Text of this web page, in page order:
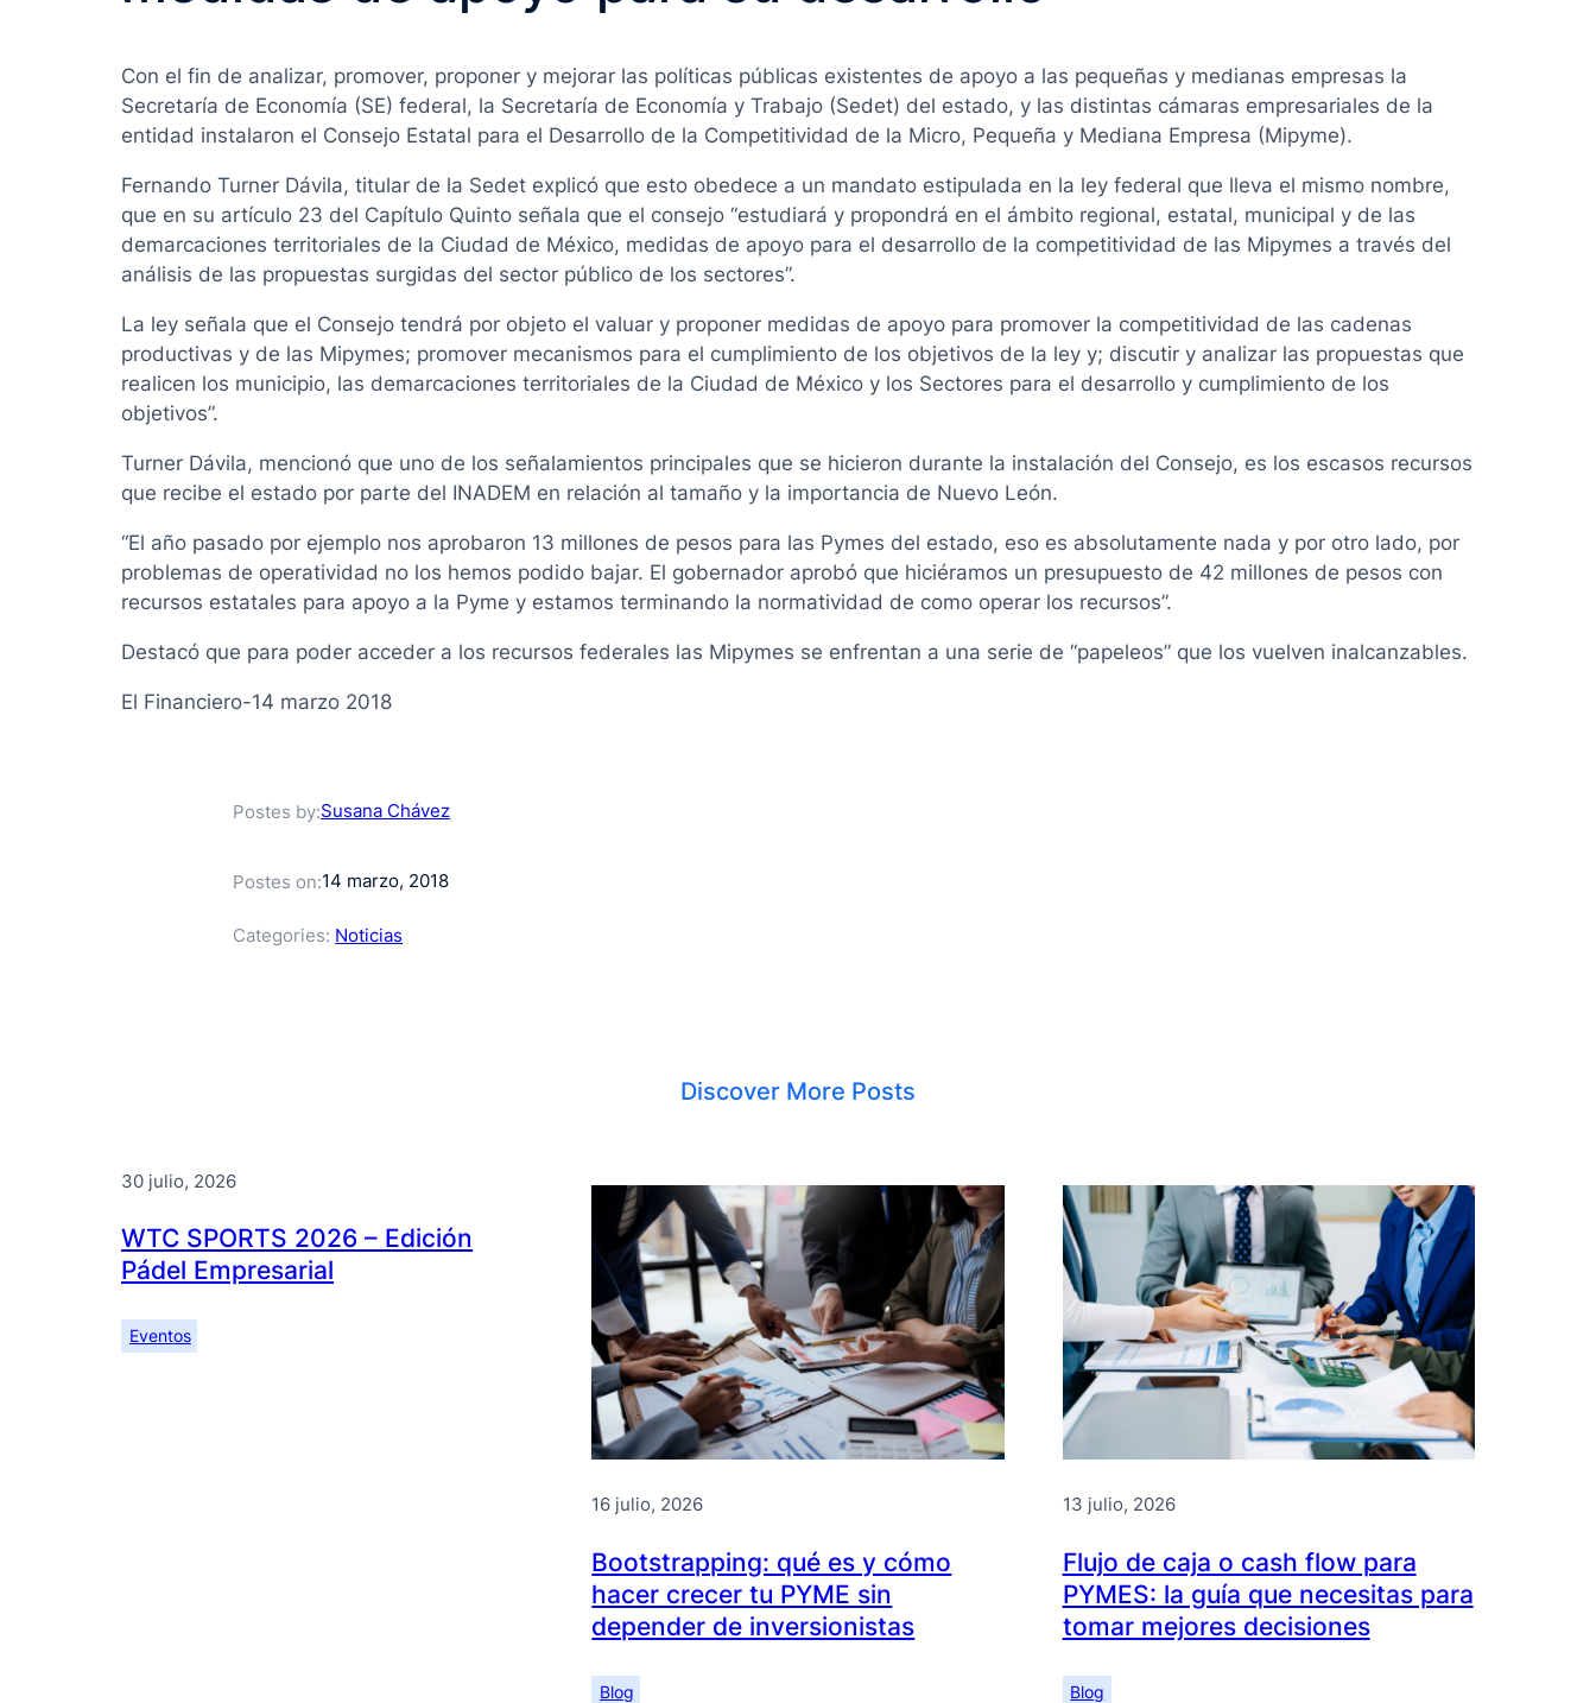
Con el fin de analizar, promover, proponer y mejorar las políticas públicas existentes de apoyo a las pequeñas y medianas empresas la
Secretaría de Economía (SE) federal, la Secretaría de Economía y Trabajo (Sedet) del estado, y las distintas cámaras empresariales de la
entidad instalaron el Consejo Estatal para el Desarrollo de la Competitividad de la Micro, Pequeña y Mediana Empresa (Mipyme).
Fernando Turner Dávila, titular de la Sedet explicó que esto obedece a un mandato estipulada en la ley federal que lleva el mismo nombre,
que en su artículo 23 del Capítulo Quinto señala que el consejo “estudiará y propondrá en el ámbito regional, estatal, municipal y de las
demarcaciones territoriales de la Ciudad de México, medidas de apoyo para el desarrollo de la competitividad de las Mipymes a través del
análisis de las propuestas surgidas del sector público de los sectores”.
La ley señala que el Consejo tendrá por objeto el valuar y proponer medidas de apoyo para promover la competitividad de las cadenas
productivas y de las Mipymes; promover mecanismos para el cumplimiento de los objetivos de la ley y; discutir y analizar las propuestas que
realicen los municipio, las demarcaciones territoriales de la Ciudad de México y los Sectores para el desarrollo y cumplimiento de los
objetivos”.
Turner Dávila, mencionó que uno de los señalamientos principales que se hicieron durante la instalación del Consejo, es los escasos recursos
que recibe el estado por parte del INADEM en relación al tamaño y la importancia de Nuevo León.
“El año pasado por ejemplo nos aprobaron 13 millones de pesos para las Pymes del estado, eso es absolutamente nada y por otro lado, por
problemas de operatividad no los hemos podido bajar. El gobernador aprobó que hiciéramos un presupuesto de 42 millones de pesos con
recursos estatales para apoyo a la Pyme y estamos terminando la normatividad de como operar los recursos”.
Destacó que para poder acceder a los recursos federales las Mipymes se enfrentan a una serie de “papeleos” que los vuelven inalcanzables.
El Financiero-14 marzo 2018
Postes by:Susana Chávez
Postes on:14 marzo, 2018
Categories: Noticias
Discover More Posts
30 julio, 2026
WTC SPORTS 2026 – Edición
Pádel Empresarial
Eventos
16 julio, 2026
Bootstrapping: qué es y cómo
hacer crecer tu PYME sin
depender de inversionistas
Blog
13 julio, 2026
Flujo de caja o cash flow para
PYMES: la guía que necesitas para
tomar mejores decisiones
Blog